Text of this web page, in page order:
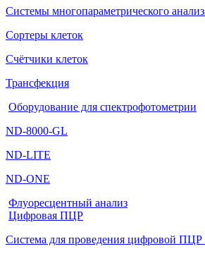
Системы многопараметрического
Сортеры клеток
Счётчики клеток
Трансфекция
Оборудование для спектрофотометрии
ND-8000-GL
ND-LITE
ND-ONE
Флуоресцентный анализ
Цифровая ПЦР
Система для проведения цифровой